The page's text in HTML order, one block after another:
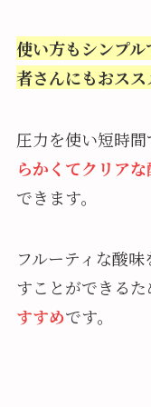
使い方もシンプル
者さんにもおス
圧力を使い短時
らかくてクリア
できます。
フルーティな酸
すことができるた
すすめです。